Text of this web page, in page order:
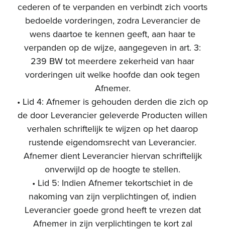
cederen of te verpanden en verbindt zich voorts
bedoelde vorderingen, zodra Leverancier de
wens daartoe te kennen geeft, aan haar te
verpanden op de wijze, aangegeven in art. 3:
239 BW tot meerdere zekerheid van haar
vorderingen uit welke hoofde dan ook tegen
Afnemer.
• Lid 4: Afnemer is gehouden derden die zich op
de door Leverancier geleverde Producten willen
verhalen schriftelijk te wijzen op het daarop
rustende eigendomsrecht van Leverancier.
Afnemer dient Leverancier hiervan schriftelijk
onverwijld op de hoogte te stellen.
• Lid 5: Indien Afnemer tekortschiet in de
nakoming van zijn verplichtingen of, indien
Leverancier goede grond heeft te vrezen dat
Afnemer in zijn verplichtingen te kort zal